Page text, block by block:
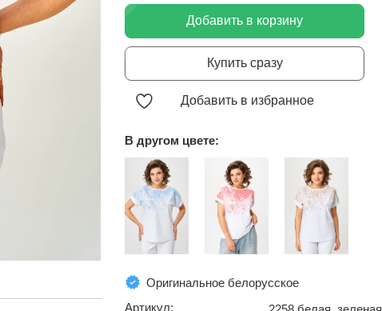
Добавить в корзину
Купить сразу
Добавить в избранное
В другом цвете:
Оригинальное белорусское
Артикул: